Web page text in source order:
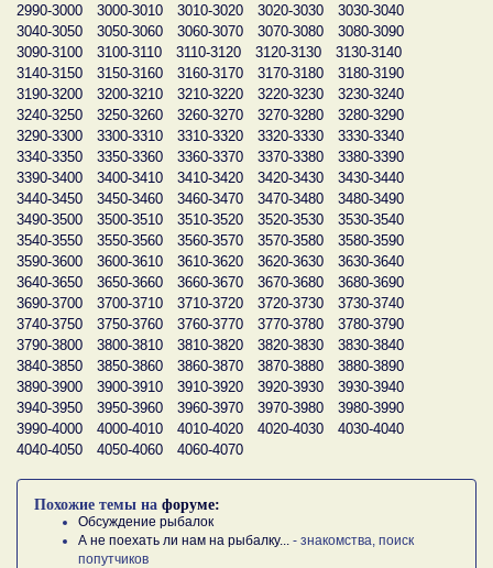
2990-3000
3000-3010 3010-3020 3020-3030
3030-3040
3040-3050
3050-3060 3060-3070 3070-3080
3080-3090
3090-3100
3100-3110 3110-3120 3120-3130
3130-3140
3140-3150
3150-3160 3160-3170 3170-3180
3180-3190
3190-3200
3200-3210 3210-3220 3220-3230
3230-3240
3240-3250
3250-3260 3260-3270 3270-3280
3280-3290
3290-3300
3300-3310 3310-3320 3320-3330
3330-3340
3340-3350
3350-3360 3360-3370 3370-3380
3380-3390
3390-3400
3400-3410 3410-3420 3420-3430
3430-3440
3440-3450
3450-3460 3460-3470 3470-3480
3480-3490
3490-3500
3500-3510 3510-3520 3520-3530
3530-3540
3540-3550
3550-3560 3560-3570 3570-3580
3580-3590
3590-3600
3600-3610 3610-3620 3620-3630
3630-3640
3640-3650
3650-3660 3660-3670 3670-3680
3680-3690
3690-3700
3700-3710 3710-3720 3720-3730
3730-3740
3740-3750
3750-3760 3760-3770 3770-3780
3780-3790
3790-3800
3800-3810 3810-3820 3820-3830
3830-3840
3840-3850
3850-3860 3860-3870 3870-3880
3880-3890
3890-3900
3900-3910 3910-3920 3920-3930
3930-3940
3940-3950
3950-3960 3960-3970 3970-3980
3980-3990
3990-4000
4000-4010 4010-4020 4020-4030
4030-4040
4040-4050
4050-4060 4060-4070
Похожие темы на форуме:
Обсуждение рыбалок
А не поехать ли нам на рыбалку...
- знакомства, поиск
попутчиков